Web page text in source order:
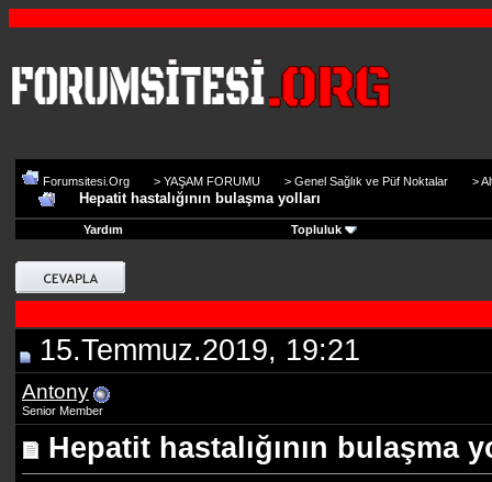
Forumsitesi.Org > YAŞAM FORUMU > Genel Sağlık ve Püf Noktalar >
Hepatit hastalığının bulaşma yolları
Yardım Topluluk
15.Temmuz.2019, 19:21
Antony
Senior Member
Hepatit hastalığının bulaşma